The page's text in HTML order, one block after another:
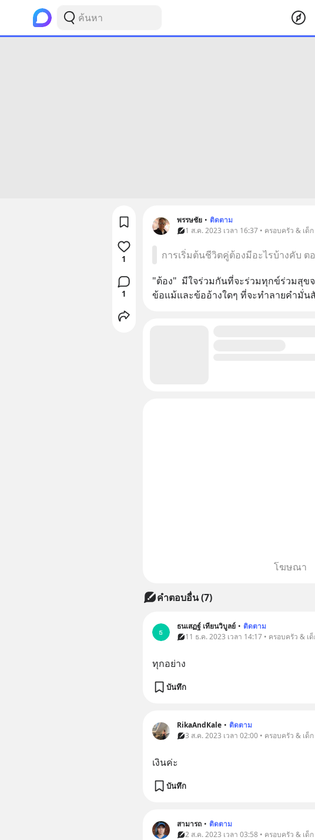
พรรษชัย • ติดตาม
1 ส.ค. 2023 เวลา 16:37 • ครอบครัว & เด็ก
การเริ่มต้นชีวิตคู่ต้องมีอะไรบ้างคับ
"ต้อง"  มีใจร่วมกันที่จะร่วมทุกข์ร่วมสุข
ข้อแม้และข้ออ้างใดๆ ที่จะทำลายคำมั่
1
1
โฆษณา
คำตอบอื่น(7)
ธ
ธนเสฏฐ์ เทียนวิบูลย์ • ติดตาม
11 ธ.ค. 2023 เวลา 14:17 • ครอบครัว & เ
ทุกอย่าง
บันทึก
RikaAndKale • ติดตาม
3 ส.ค. 2023 เวลา 02:00 • ครอบครัว & เด็ก
เงินค่ะ
บันทึก
สามารถ • ติดตาม
2 ส.ค. 2023 เวลา 03:58 • ครอบครัว & เด็ก